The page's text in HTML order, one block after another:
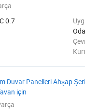
0.7
Duvar Panelleri Ahşap
için